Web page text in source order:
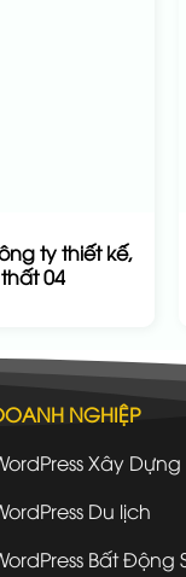
ty thiết kế,
04
NGHIỆP
Xây Dựng
Du lịch
Bất Động